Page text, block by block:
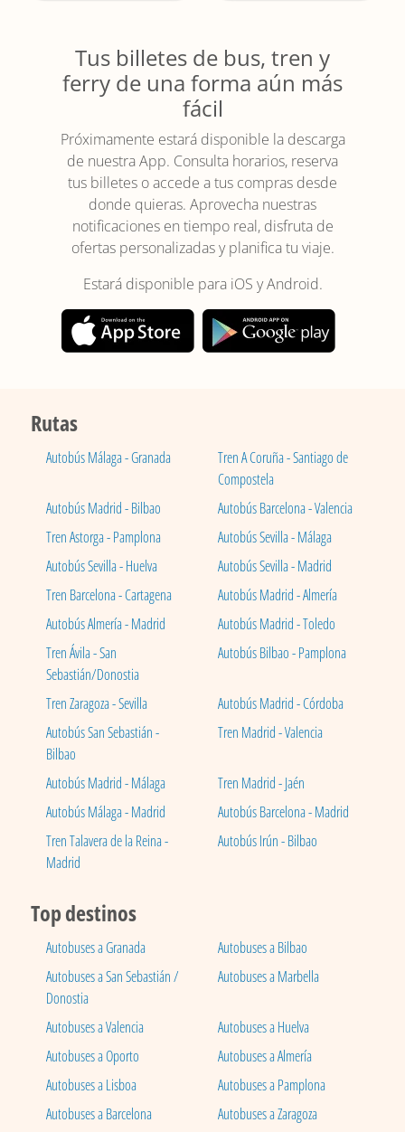
Tus billetes de bus, tren y
ferry de una forma aún más
fácil
Próximamente estará disponible la descarga
de nuestra App. Consulta horarios, reserva
tus billetes o accede a tus compras desde
donde quieras. Aprovecha nuestras
notificaciones en tiempo real, disfruta de
ofertas personalizadas y planifica tu viaje.
Estará disponible para iOS y Android.
Rutas
Autobús Málaga - Granada
Tren A Coruña - Santiago de
Compostela
Autobús Madrid - Bilbao
Autobús Barcelona - Valencia
Tren Astorga - Pamplona
Autobús Sevilla - Málaga
Autobús Sevilla - Huelva
Autobús Sevilla - Madrid
Tren Barcelona - Cartagena
Autobús Madrid - Almería
Autobús Almería - Madrid
Autobús Madrid - Toledo
Tren Ávila - San
Sebastián/Donostia
Autobús Bilbao - Pamplona
Tren Zaragoza - Sevilla
Autobús Madrid - Córdoba
Autobús San Sebastián -
Bilbao
Tren Madrid - Valencia
Autobús Madrid - Málaga
Tren Madrid - Jaén
Autobús Málaga - Madrid
Autobús Barcelona - Madrid
Tren Talavera de la Reina -
Madrid
Autobús Irún - Bilbao
Top destinos
Autobuses a Granada
Autobuses a Bilbao
Autobuses a San Sebastián /
Donostia
Autobuses a Marbella
Autobuses a Valencia
Autobuses a Huelva
Autobuses a Oporto
Autobuses a Almería
Autobuses a Lisboa
Autobuses a Pamplona
Autobuses a Barcelona
Autobuses a Zaragoza